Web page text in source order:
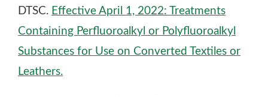
DTSC. Effective April 1, 2022: Treatments
Containing Perfluoroalkyl or Polyfluoroalkyl
Substances for Use on Converted Textiles or
Leathers.